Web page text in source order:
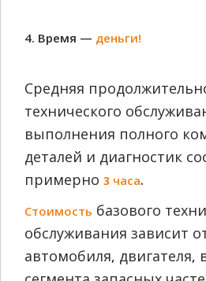
4. Время — деньги!
Средняя
технического
выполнения полного
деталей и диагностик
примерно 3 часа.
Стоимость базового
обслуживания зависит
автомобиля, двигателя,